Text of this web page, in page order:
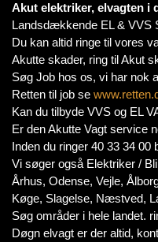
Akut elektriker, elvagten i
Landsdækkende EL & VVS
Du kan altid ringe til vores
Akutte skader, ring til Akut
Søg Job hos os, vi har nok
Retten til job se
Kan du tilbyde VVS og EL
Er den Akutte Vagt service
Inden du ringer 40 33 34
Vi søger også Elektriker /
Århus, Odense, Vejle,
Køge, Slagelse, Næstved,
Søg områder i hele landet.
Døgn elvagt er der altid,